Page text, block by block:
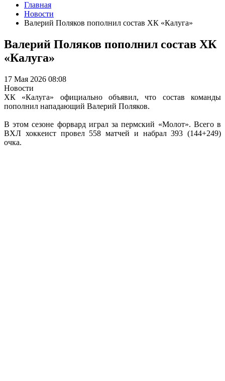
Главная
Новости
Валерий Поляков пополнил состав ХК «Калуга»
Валерий Поляков пополнил состав ХК
«Калуга»
17 Мая 2026 08:08
Новости
ХК «Калуга» официально объявил, что состав команды
пополнил нападающий Валерий Поляков.
В этом сезоне форвард играл за пермский «Молот». Всего в
ВХЛ хоккеист провел 558 матчей и набрал 393 (144+249)
очка.